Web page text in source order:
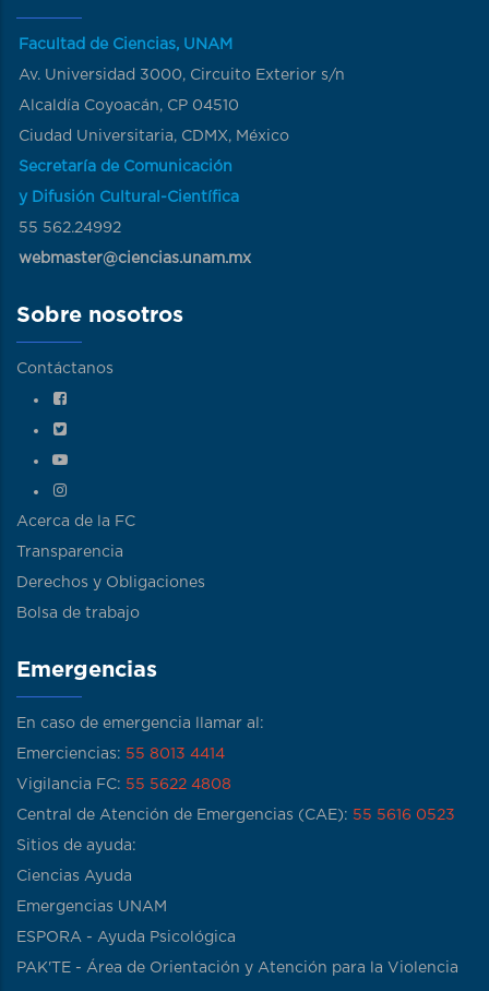
Facultad de Ciencias, UNAM
Av. Universidad 3000, Circuito Exterior s/n
Alcaldía Coyoacán, CP 04510
Ciudad Universitaria, CDMX, México
Secretaría de Comunicación
y Difusión Cultural-Científica
55 562.24992
webmaster@ciencias.unam.mx
Sobre nosotros
Contáctanos
Acerca de la FC
Transparencia
Derechos y Obligaciones
Bolsa de trabajo
Emergencias
En caso de emergencia llamar al:
Emerciencias: 55 8013 4414
Vigilancia FC: 55 5622 4808
Central de Atención de Emergencias (CAE): 55 5616 0523
Sitios de ayuda:
Ciencias Ayuda
Emergencias UNAM
ESPORA - Ayuda Psicológica
PAK'TE - Área de Orientación y Atención para la Violencia